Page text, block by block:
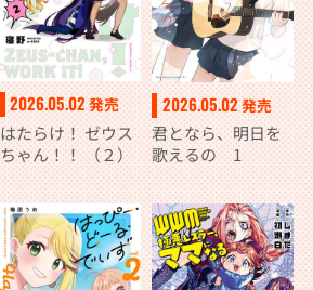
2026.05.02 発売
はたらけ！ ゼウス
ちゃん！！ （２）
2026.05.02 発売
君となら、明日を
歌えるの 1